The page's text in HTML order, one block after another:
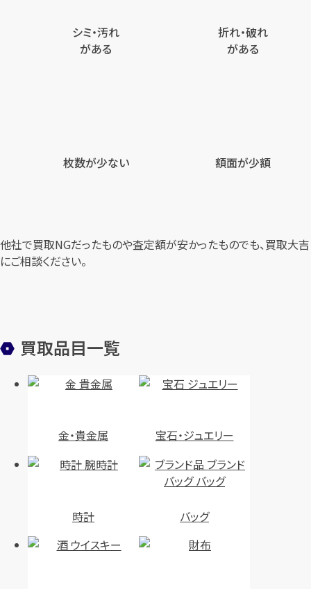
シミ・汚れ
がある
折れ・破れ
がある
枚数が少ない 額面が少額
他社で買取NGだったものや査定額が安かったものでも、買取大吉
にご相談ください。
買取品目一覧
金・貴金属 宝石・ジュエリー
時計 バッグ